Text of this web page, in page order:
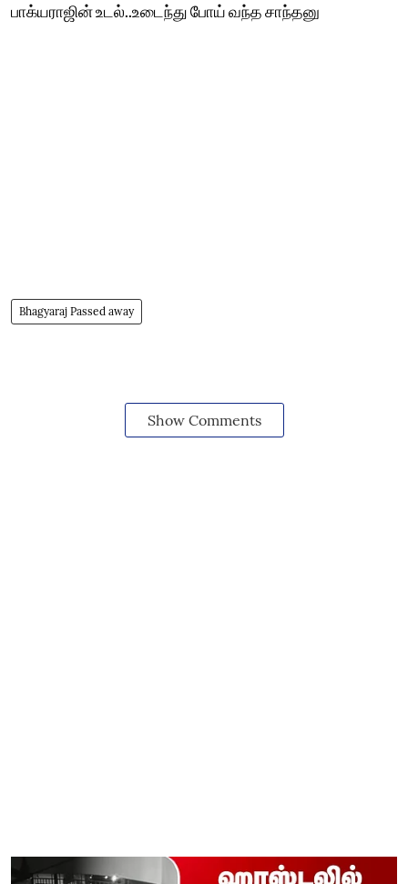
பாக்யராஜின் உடல்..உடைந்து போய் வந்த சாந்தனு
Bhagyaraj Passed away
Show Comments